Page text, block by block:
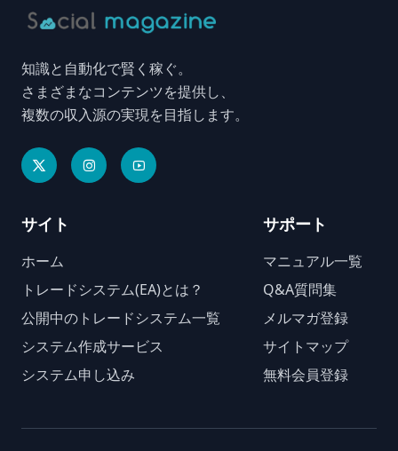
知識と自動化で賢く稼ぐ。
さまざまなコンテンツを提供し、
複数の収入源の実現を目指します。
サイト
ホーム
トレードシステム(EA)とは？
公開中のトレードシステム一覧
システム作成サービス
システム申し込み
サポート
マニュアル一覧
Q&A質問集
メルマガ登録
サイトマップ
無料会員登録